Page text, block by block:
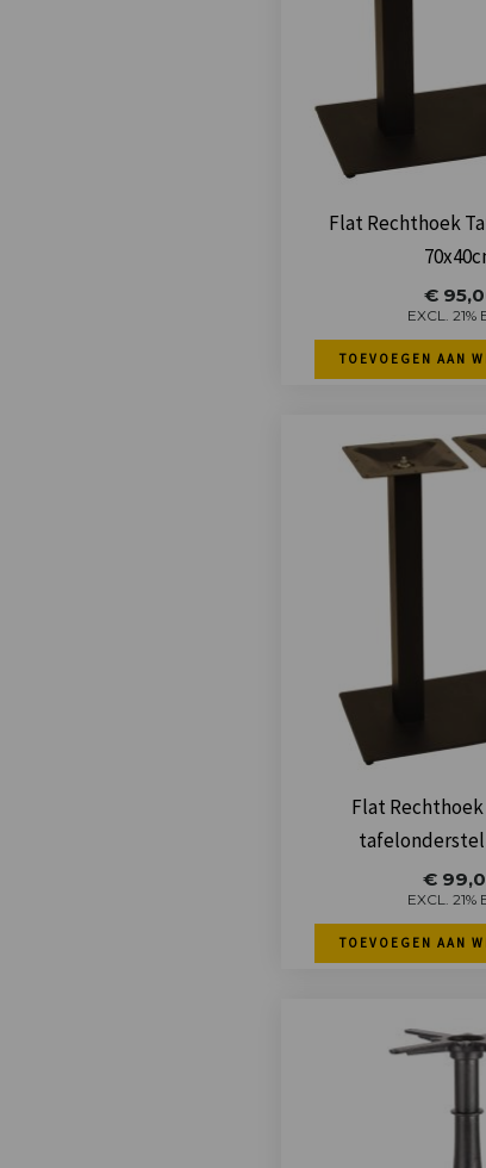
Flat Rechthoek
€
EXCL. 21%
TOEVOEGEN AAN
Flat
tafelonderstel
€
EXCL. 21%
TOEVOEGEN AAN